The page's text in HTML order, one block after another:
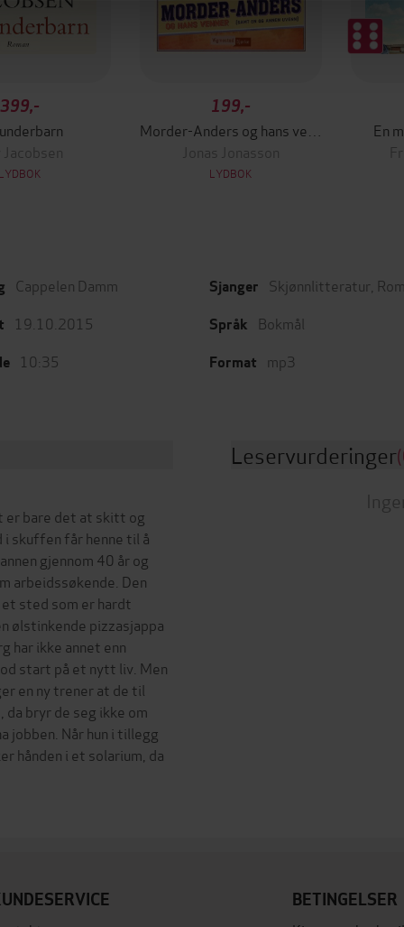
399,-
Jacobsen
199,-
Jonas Jonasson
LYDBOK
En
Cappelen Damm
19.10.2015
10:35
Sjanger Skjønnlitteratur
Språk Bokmål
Format mp3
er bare det at skitt og
skuffen får henne til å
gjennom 40 år og
arbeidssøkende. Den
sted som er hardt
ølstinkende pizzasjappa
har ikke annet enn
start på et nytt liv. Men
en ny trener at de til
bryr de seg ikke om
Når hun i tillegg
hånden i et solarium, da
Leservurderinger
BETINGELSER